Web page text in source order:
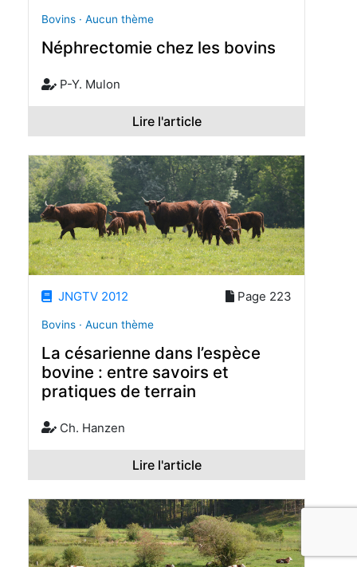
Bovins · Aucun thème
Néphrectomie chez les bovins
P-Y. Mulon
Lire l'article
JNGTV 2012 Page 223
Bovins · Aucun thème
La césarienne dans l’espèce
bovine : entre savoirs et
pratiques de terrain
Ch. Hanzen
Lire l'article